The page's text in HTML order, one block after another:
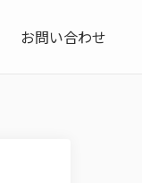
お問い合わせ